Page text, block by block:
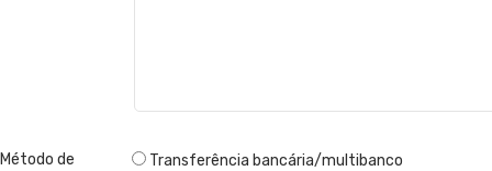
Método de
Transferência bancária/multibanco